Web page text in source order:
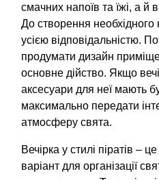
смачних напоїв та їжі, а й
До створення необхідного
усією відповідальністю.
продумати дизайн
основне дійство. Якщо
аксесуари для неї мають
максимально передати
атмосферу свята.
Вечірка у стилі піратів –
варіант для організації